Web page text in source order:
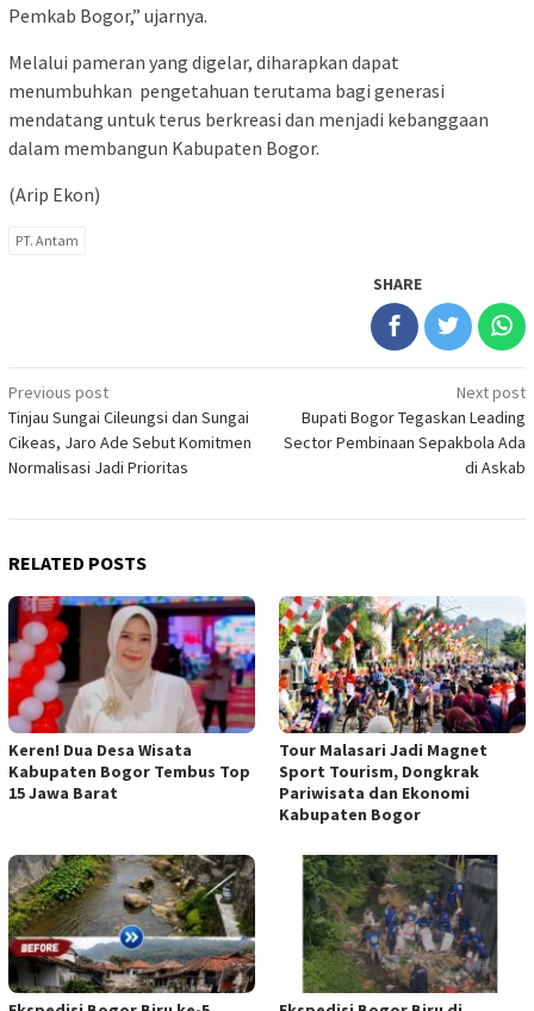
Pemkab Bogor,” ujarnya.
Melalui pameran yang digelar, diharapkan dapat
menumbuhkan pengetahuan terutama bagi generasi
mendatang untuk terus berkreasi dan menjadi kebanggaan
dalam membangun Kabupaten Bogor.
(Arip Ekon)
PT. Antam
SHARE
Post
navigation
Previous post
Tinjau Sungai Cileungsi dan Sungai
Cikeas, Jaro Ade Sebut Komitmen
Normalisasi Jadi Prioritas
Next post
Bupati Bogor Tegaskan Leading
Sector Pembinaan Sepakbola Ada
di Askab
RELATED POSTS
Keren! Dua Desa Wisata
Kabupaten Bogor Tembus Top
15 Jawa Barat
Tour Malasari Jadi Magnet
Sport Tourism, Dongkrak
Pariwisata dan Ekonomi
Kabupaten Bogor